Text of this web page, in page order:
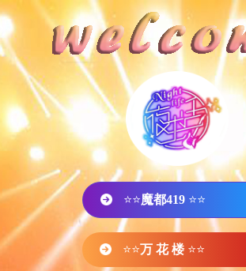
⭐⭐魔都419 ⭐⭐
⭐⭐万 花 楼 ⭐⭐